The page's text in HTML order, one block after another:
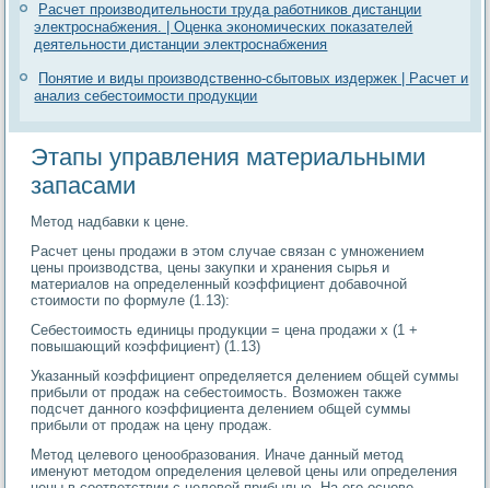
Расчет производительности труда работников дистанции
электроснабжения. | Оценка экономических показателей
деятельности дистанции электроснабжения
Понятие и виды производственно-сбытовых издержек | Расчет и
анализ себестоимости продукции
Этапы управления материальными
запасами
Метод надбавки к цене.
Расчет цены продажи в этом случае связан с умножением
цены производства, цены закупки и хранения сырья и
материалов на определенный коэффициент добавочной
стоимости по формуле (1.13):
Себестоимость единицы продукции = цена продажи х (1 +
повышающий коэффициент) (1.13)
Указанный коэффициент определяется делением общей суммы
прибыли от продаж на себестоимость. Возможен также
подсчет данного коэффициента делением общей суммы
прибыли от продаж на цену продаж.
Метод целевого ценообразования. Иначе данный метод
именуют методом определения целевой цены или определения